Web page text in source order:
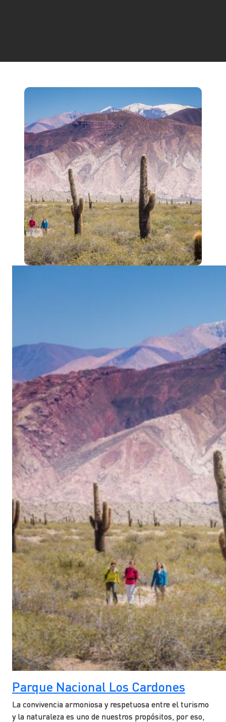
Parque Nacional Los Cardones
La convivencia armoniosa y respetuosa entre el turismo
y la naturaleza es uno de nuestros propósitos, por eso,